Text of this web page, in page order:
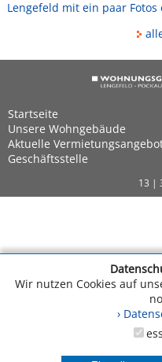
Wir nutzen Cookies auf
›
Lengefeld mit ein paar
Startseite
Unsere Wohngebäude
Aktuelle
Geschäftsstelle
13 |